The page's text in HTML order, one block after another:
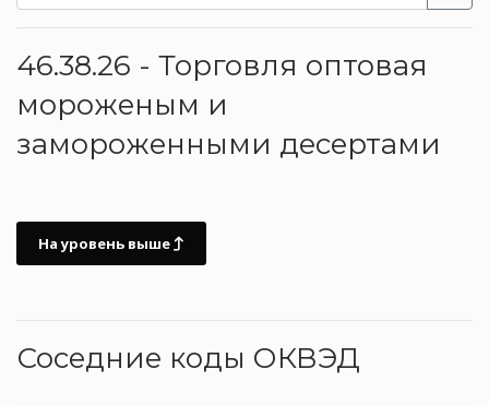
46.38.26 - Торговля оптовая
мороженым и
замороженными десертами
На уровень выше
Соседние коды ОКВЭД